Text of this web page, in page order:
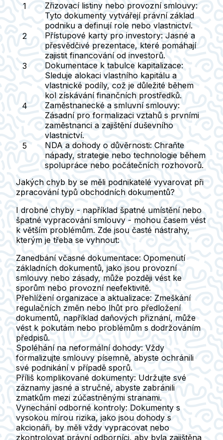
Zřizovací listiny nebo provozní smlouvy:
Tyto dokumenty vytvářejí právní základ
podniku a definují role nebo vlastnictví.
Přístupové karty pro investory: Jasné a
přesvědčivé prezentace, které pomáhají
zajistit financování od investorů.
Dokumentace k tabulce kapitalizace:
Sleduje alokaci vlastního kapitálu a
vlastnické podíly, což je důležité během
kol získávání finančních prostředků.
Zaměstnanecké a smluvní smlouvy:
Zásadní pro formalizaci vztahů s prvními
zaměstnanci a zajištění duševního
vlastnictví.
NDA a dohody o důvěrnosti: Chraňte
nápady, strategie nebo technologie během
spolupráce nebo počátečních rozhovorů.
Jakých chyb by se měli podnikatelé vyvarovat při
zpracování typů obchodních dokumentů?
I drobné chyby - například špatné umístění nebo
špatné vypracování smlouvy - mohou časem vést
k větším problémům. Zde jsou časté nástrahy,
kterým je třeba se vyhnout:
Zanedbání včasné dokumentace: Opomenutí
základních dokumentů, jako jsou provozní
smlouvy nebo zásady, může později vést ke
sporům nebo provozní neefektivitě.
Přehlížení organizace a aktualizace: Zmeškání
regulačních změn nebo lhůt pro předložení
dokumentů, například daňových přiznání, může
vést k pokutám nebo problémům s dodržováním
předpisů.
Spoléhání na neformální dohody: Vždy
formalizujte smlouvy písemně, abyste ochránili
své podnikání v případě sporů.
Příliš komplikované dokumenty: Udržujte své
záznamy jasné a stručné, abyste zabránili
zmatkům mezi zúčastněnými stranami.
Vynechání odborné kontroly: Dokumenty s
vysokou mírou rizika, jako jsou dohody s
akcionáři, by měli vždy vypracovat nebo
zkontrolovat právní odborníci, aby byla zajištěna